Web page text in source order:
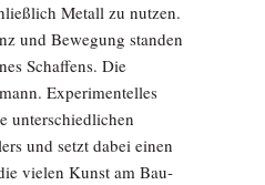
Metall zu nutzen.
und Bewegung standen
Schaffens. Die
Experimentelles
unterschiedlichen
und setzt dabei einen
vielen Kunst am Bau-